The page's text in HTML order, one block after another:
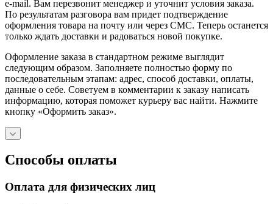
e-mail. Вам перезвонит менеджер и уточнит условия заказа.
По результатам разговора вам придет подтверждение
оформления товара на почту или через СМС. Теперь останется
только ждать доставки и радоваться новой покупке.
Оформление заказа в стандартном режиме выглядит
следующим образом. Заполняете полностью форму по
последовательным этапам: адрес, способ доставки, оплаты,
данные о себе. Советуем в комментарии к заказу написать
информацию, которая поможет курьеру вас найти. Нажмите
кнопку «Оформить заказ».
Способы оплаты
Оплата для физических лиц